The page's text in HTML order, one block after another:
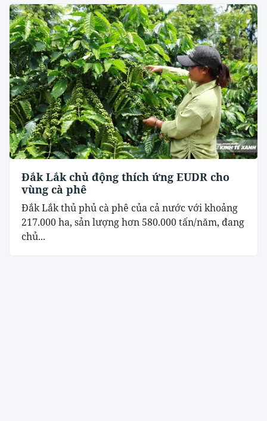
Đắk Lắk chủ động thích ứng EUDR cho
vùng cà phê
Đắk Lắk thủ phủ cà phê của cả nước với khoảng
217.000 ha, sản lượng hơn 580.000 tấn/năm, đang
chủ...